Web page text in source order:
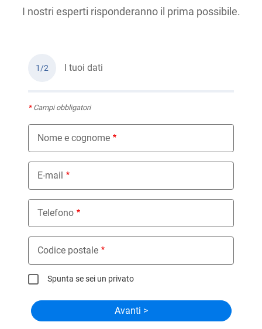
I nostri esperti risponderanno il prima possibile.
1/2 I tuoi dati
*Campi obbligatori
Nome e cognome
E-mail
Telefono
Codice postale
Spunta se sei un privato